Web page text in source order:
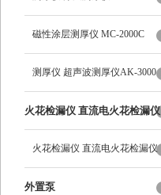
磁性涂层测厚仪 MC-2000C
测厚仪 超声波测厚仪AK-3000
火花检漏仪 直流电火花检漏仪
DJ-6-A型
火花检漏仪 直流电火花检漏仪
DJ-6-A型
外置泵